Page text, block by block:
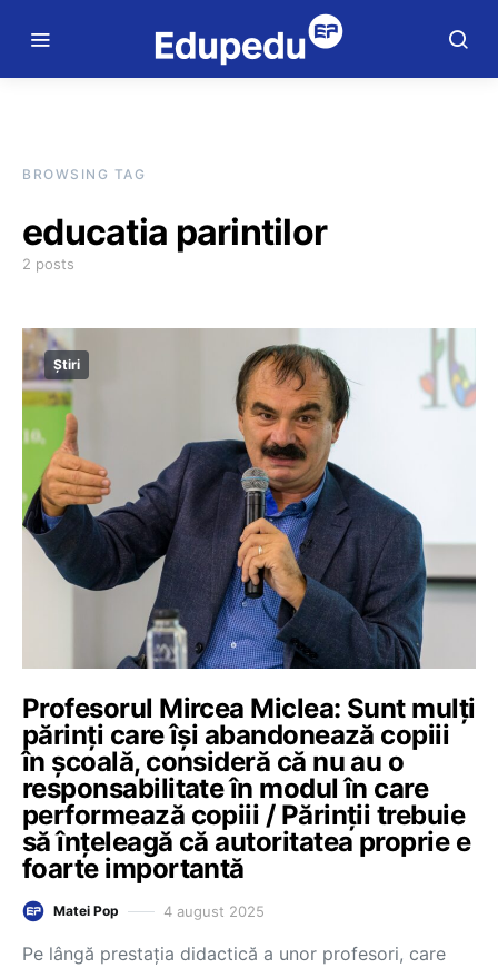
BROWSING TAG
educatia parintilor
2 posts
Știri
Profesorul Mircea Miclea: Sunt mulți
părinți care își abandonează copiii
în școală, consideră că nu au o
responsabilitate în modul în care
performează copiii / Părinții trebuie
să înțeleagă că autoritatea proprie e
foarte importantă
Matei Pop 4 august 2025
Pe lângă prestația didactică a unor profesori, care